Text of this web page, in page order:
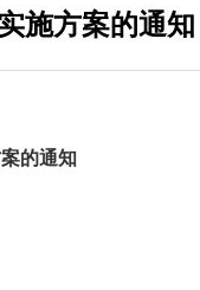
施方案的通知
的通知